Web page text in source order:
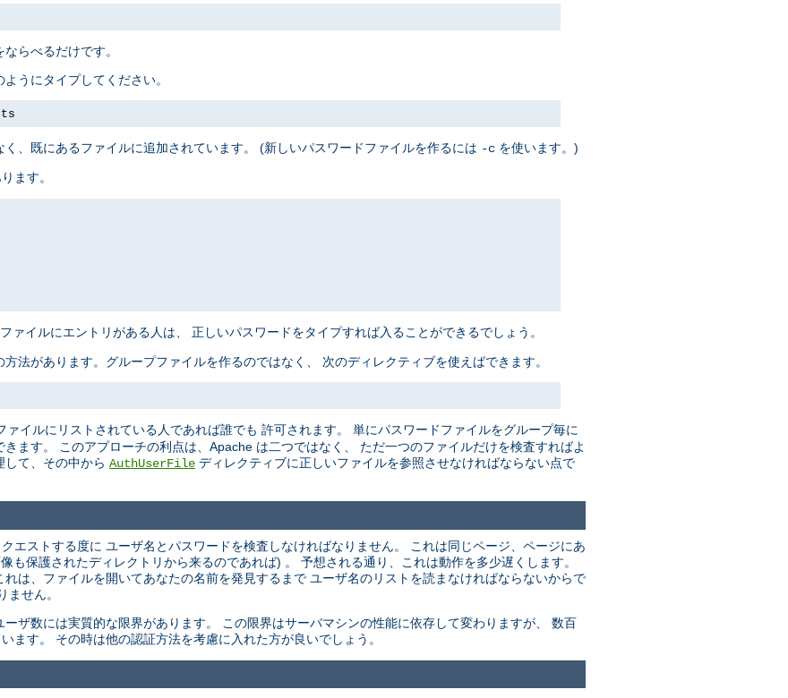
らべるだけです。
うにタイプしてください。
、既にあるファイルに追加されています。 (新しいパスワードファイルを作るには -c を使います。)
ます。
ファイルにエントリがある人は、 正しいパスワードをタイプすれば入ることができるでしょう。
法があります。グループファイルを作るのではなく、 次のディレクティブを使えばできます。
イルにリストされている人であれば誰でも 許可されます。 単にパスワードファイルをグループ毎に
ます。 このアプローチの利点は、Apache は二つではなく、 ただ一つのファイルだけを検査すればよ
て、その中から AuthUserFile ディレクティブに正しいファイルを参照させなければならない点で
エストする度に ユーザ名とパスワードを検査しなければなりません。 これは同じページ、ページにあ
保護されたディレクトリから来るのであれば) 。 予想される通り、これは動作を多少遅くします。
は、ファイルを開いてあなたの名前を発見するまで ユーザ名のリストを読まなければならないからで
せん。
ザ数には実質的な限界があります。 この限界はサーバマシンの性能に依存して変わりますが、 数百
す。 その時は他の認証方法を考慮に入れた方が良いでしょう。